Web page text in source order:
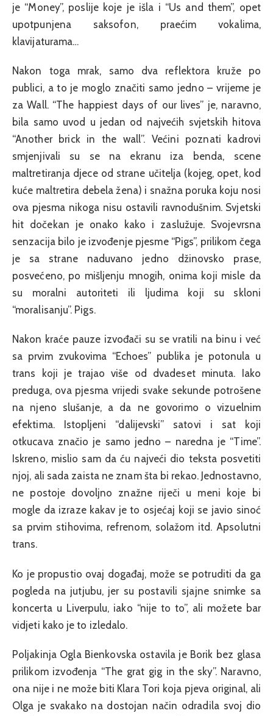
je “Money”, poslije koje je išla i “Us and them”, opet
upotpunjena saksofon, praećim vokalima,
klavijaturama…
Nakon toga mrak, samo dva reflektora kruže po
publici, a to je moglo značiti samo jedno – vrijeme je
za Wall. “The happiest days of our lives” je, naravno,
bila samo uvod u jedan od najvećih svjetskih hitova
“Another brick in the wall”. Većini poznati kadrovi
smjenjivali su se na ekranu iza benda, scene
maltretiranja djece od strane učitelja (kojeg, opet, kod
kuće maltretira debela žena) i snažna poruka koju nosi
ova pjesma nikoga nisu ostavili ravnodušnim. Svjetski
hit dočekan je onako kako i zaslužuje. Svojevrsna
senzacija bilo je izvođenje pjesme “Pigs”, prilikom čega
je sa strane naduvano jedno džinovsko prase,
posvećeno, po mišljenju mnogih, onima koji misle da
su moralni autoriteti ili ljudima koji su skloni
“moralisanju”. Pigs.
Nakon kraće pauze izvođači su se vratili na binu i već
sa prvim zvukovima “Echoes” publika je potonula u
trans koji je trajao više od dvadeset minuta. Iako
preduga, ova pjesma vrijedi svake sekunde potrošene
na njeno slušanje, a da ne govorimo o vizuelnim
efektima. Istopljeni “dalijevski” satovi i sat koji
otkucava značio je samo jedno – naredna je “Time”.
Iskreno, mislio sam da ću najveći dio teksta posvetiti
njoj, ali sada zaista ne znam šta bi rekao. Jednostavno,
ne postoje dovoljno znažne riječi u meni koje bi
mogle da izraze kakav je to osjećaj koji se javio sinoć
sa prvim stihovima, refrenom, solažom itd. Apsolutni
trans.
Ko je propustio ovaj događaj, može se potruditi da ga
pogleda na jutjubu, jer su postavili sjajne snimke sa
koncerta u Liverpulu, iako “nije to to”, ali možete bar
vidjeti kako je to izledalo.
Poljakinja Ogla Bienkovska ostavila je Borik bez glasa
prilikom izvođenja “The grat gig in the sky”. Naravno,
ona nije i ne može biti Klara Tori koja pjeva original, ali
Olga je svakako na dostojan način odradila svoj dio